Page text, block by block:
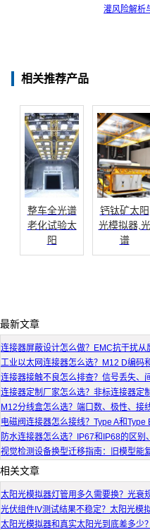
灌风险解析
相关推荐产品
整车全光谱
老化试验太
阳
钙钛矿太阳
光模拟器,光
谱
最新文章
连接器屏蔽设计怎么做？EMC抗干扰从
工业以太网连接器怎么选？M12 D编码
连接器接触不良怎么排查？信号丢失、
连接器定制厂家怎么选？非标连接器定
M12分线盒怎么选？端口数、极性、接
电磁阀连接器怎么接线？Type A和Type
防水连接器怎么选？IP67和IP68的区别
视觉检测设备换型迁移指南：旧模型能
相关文章
太阳光模拟器灯管用多久需要换？光衰
光伏组件IV测试结果不稳定？太阳光模
太阳光模拟器和真实太阳光到底差多少